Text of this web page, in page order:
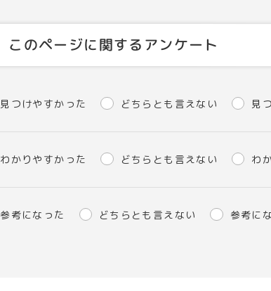
このページに関するアンケート
見つけやすかった どちらとも言えない 見
わかりやすかった どちらとも言えない わ
参考になった どちらとも言えない 参考に